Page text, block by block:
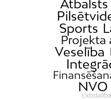
Sports
Projekta
Veselība
NVO